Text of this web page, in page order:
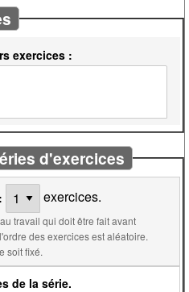
exercices :
d'exercices
exercices.
travail qui doit être fait avant
des exercices est aléatoire.
soit fixé.
de la série.